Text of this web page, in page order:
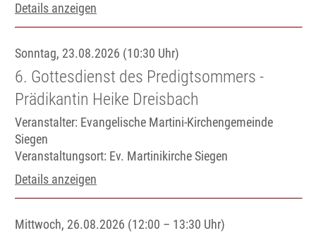
Details anzeigen
Sonntag, 23.08.2026 (10:30 Uhr)
6. Gottesdienst des Predigtsommers -
Prädikantin Heike Dreisbach
Veranstalter: Evangelische Martini-Kirchengemeinde
Siegen
Veranstaltungsort: Ev. Martinikirche Siegen
Details anzeigen
Mittwoch, 26.08.2026 (12:00 – 13:30 Uhr)